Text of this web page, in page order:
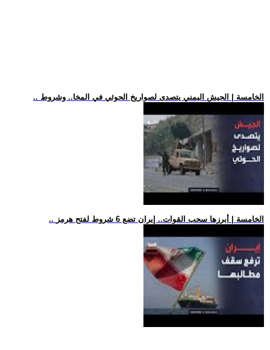
.. الخامسة | الجيش اليمني يتصدى لصواريخ الحوثي في المخا.. وشروط
.. الخامسة | أبرزها سحب القوات.. إيران تضع 6 شروط لفتح هرمز